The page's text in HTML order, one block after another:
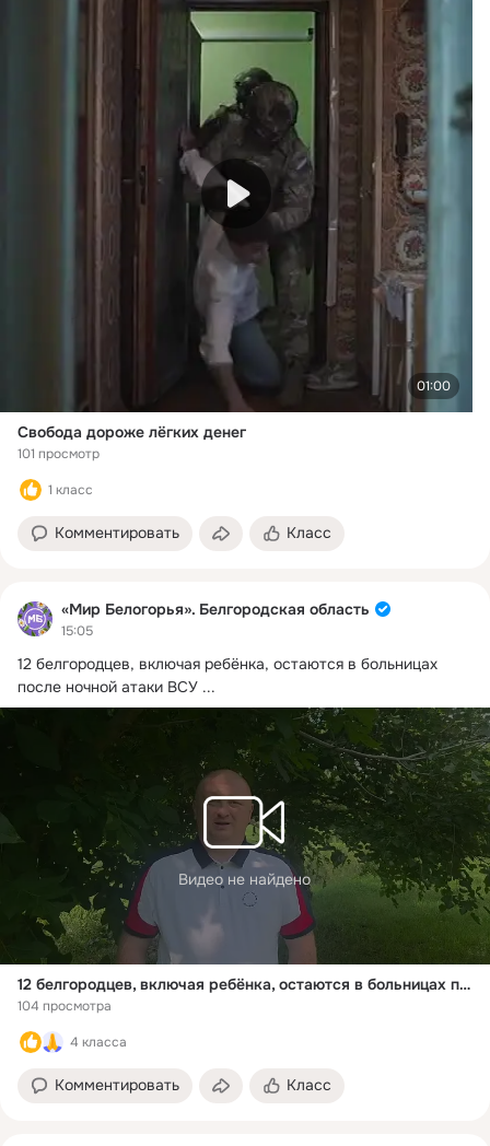
01:00
Свобода дороже лёгких денег
101 просмотр
1 класс
Комментировать Класс
«Мир Белогорья». Белгородская область
15:05
12 белгородцев, включая ребёнка, остаются в больницах
после ночной атаки ВСУ ...
Видео не найдено
12 белгородцев, включая ребёнка, остаются в больницах после ночной атаки ВСУ
104 просмотра
4 класса
Комментировать Класс